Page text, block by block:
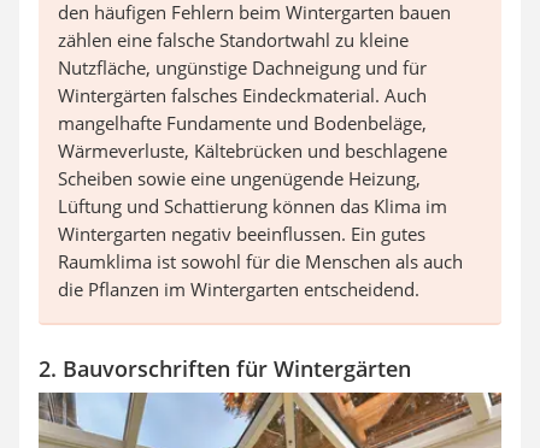
den häufigen Fehlern beim Wintergarten bauen
zählen eine falsche Standortwahl zu kleine
Nutzfläche, ungünstige Dachneigung und für
Wintergärten falsches Eindeckmaterial. Auch
mangelhafte Fundamente und Bodenbeläge,
Wärmeverluste, Kältebrücken und beschlagene
Scheiben sowie eine ungenügende Heizung,
Lüftung und Schattierung können das Klima im
Wintergarten negativ beeinflussen. Ein gutes
Raumklima ist sowohl für die Menschen als auch
die Pflanzen im Wintergarten entscheidend.
2. Bauvorschriften für Wintergärten